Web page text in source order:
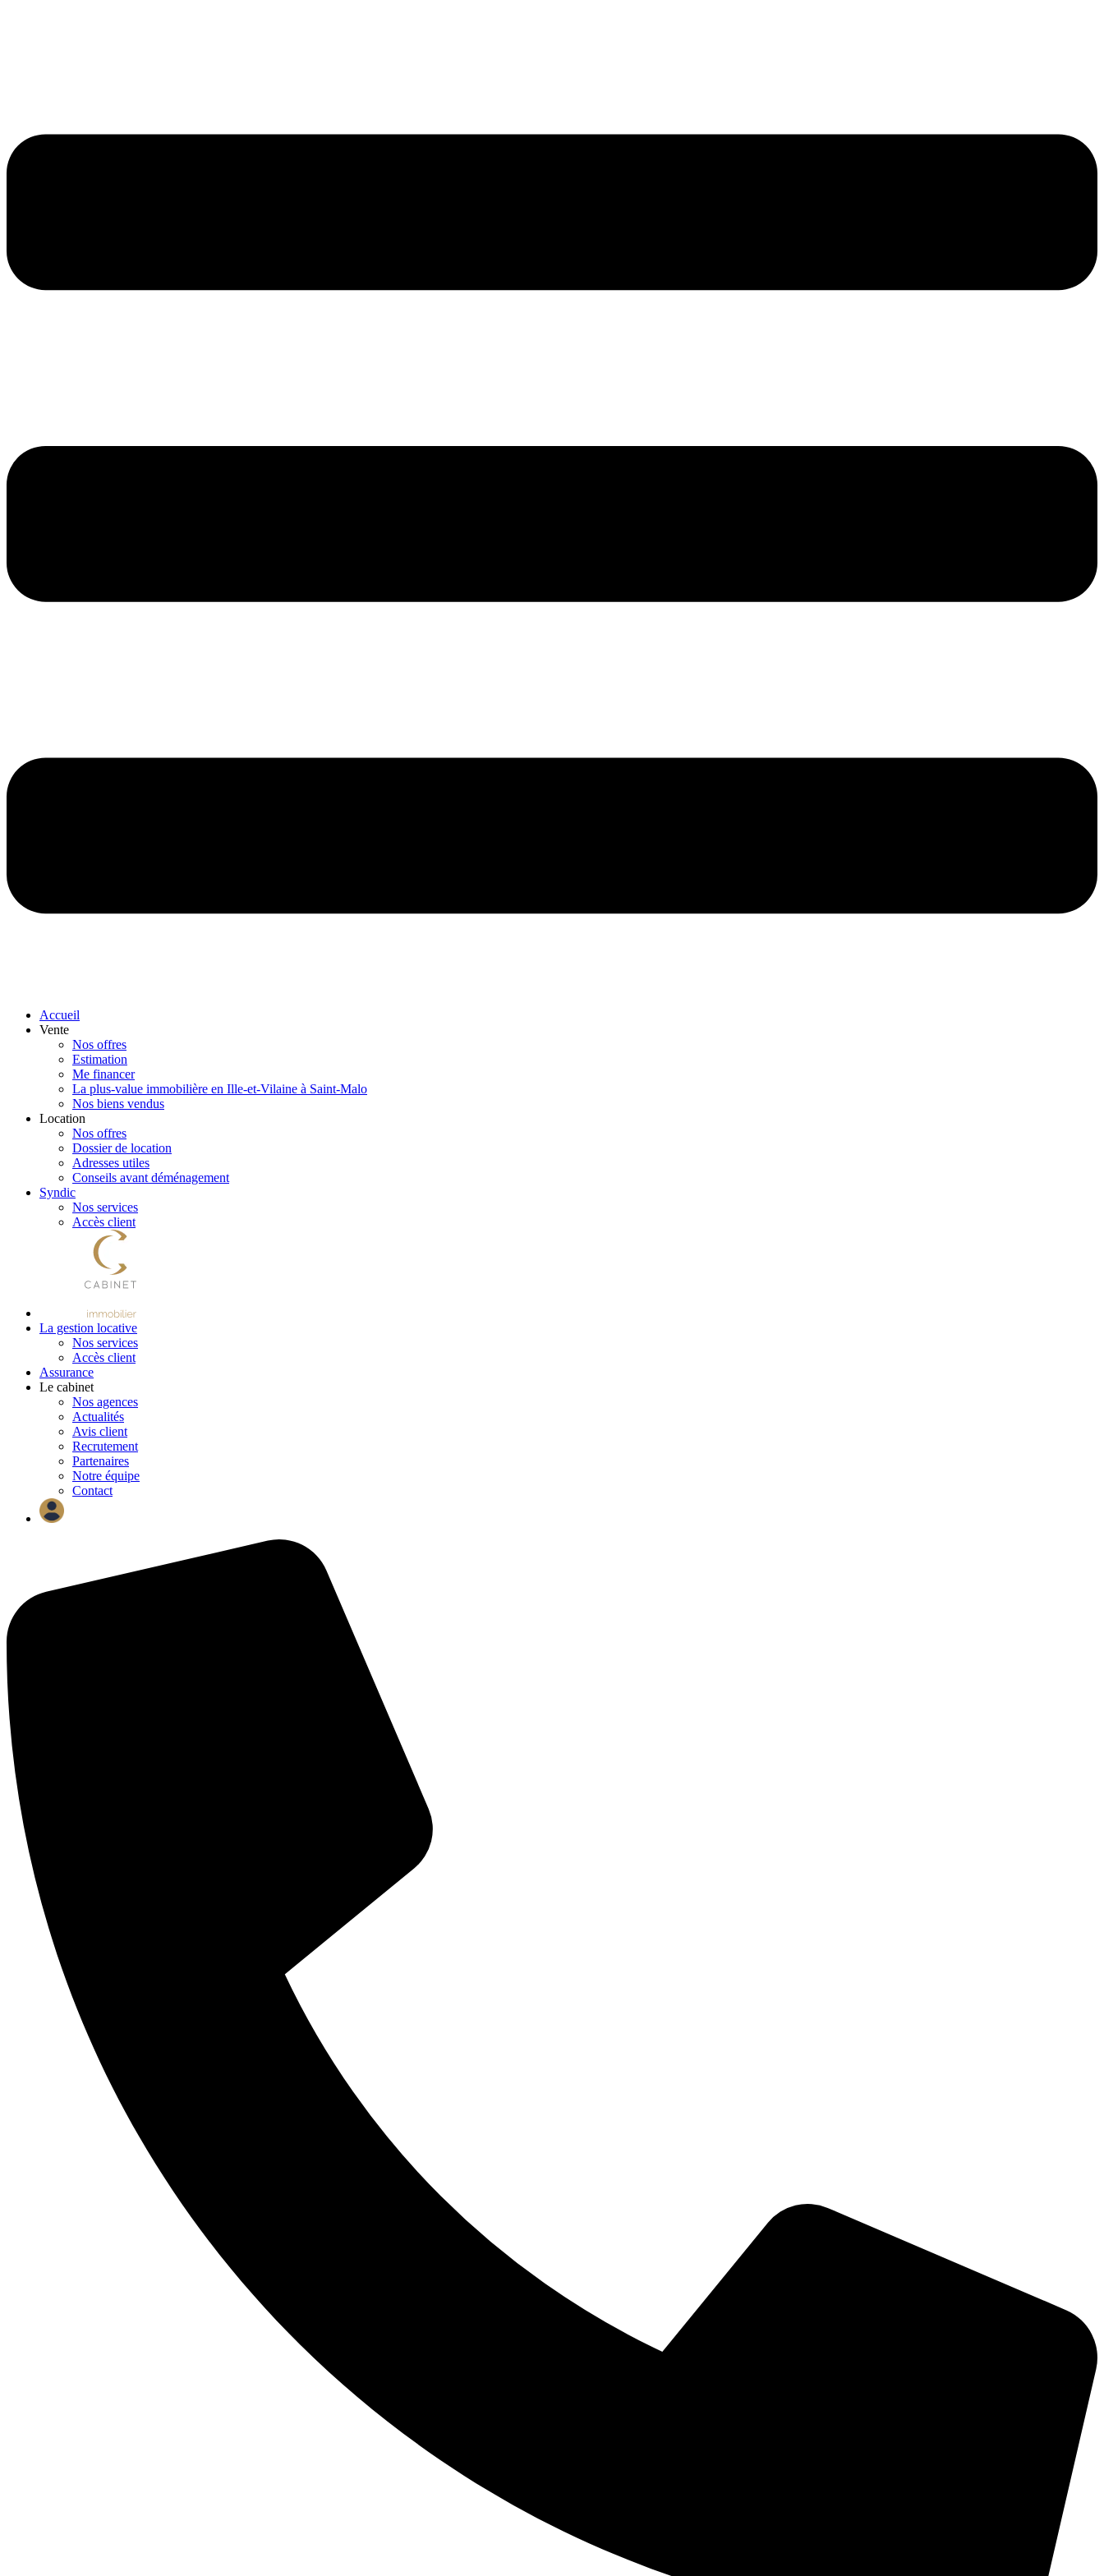
Accueil
Vente
Nos offres
Estimation
Me financer
La plus-value immobilière en Ille-et-Vilaine à Saint-Malo
Nos biens vendus
Location
Nos offres
Dossier de location
Adresses utiles
Conseils avant déménagement
Syndic
Nos services
Accès client
La gestion locative
Nos services
Accès client
Assurance
Le cabinet
Nos agences
Actualités
Avis client
Recrutement
Partenaires
Notre équipe
Contact